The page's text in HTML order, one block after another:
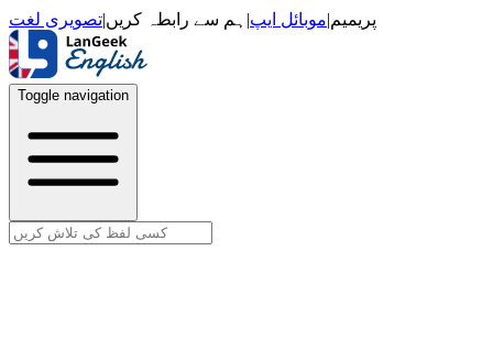
پریمیم|موبائل ایپ| ہم سے رابطہ کریں|تصویری لغت
Toggle navigation